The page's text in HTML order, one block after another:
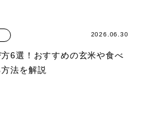
2026.06.30
6選！おすすめの玄米や食べ
法を解説